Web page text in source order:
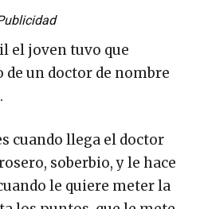
el joven tuvo que
un doctor de nombre
cuando llega el doctor
soberbio, y le hace
le quiere meter la